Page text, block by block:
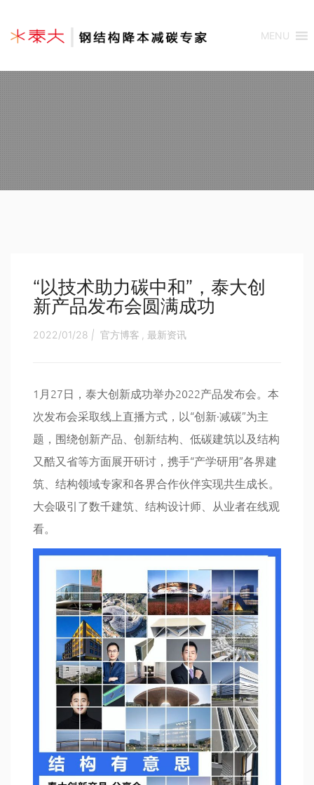
MENU
“以技术助力碳中和”，泰大创
新产品发布会圆满成功
2022/01/28 | 官方博客 最新资讯
1月27日，泰大创新成功举办2022产品发布会。本
次发布会采取线上直播方式，以“创新·减碳”为主
题，围绕创新产品、创新结构、低碳建筑以及结构
又酷又省等方面展开研讨，携手“产学研用”各界建
筑、结构领域专家和各界合作伙伴实现共生成长。
大会吸引了数千建筑、结构设计师、从业者在线观
看。